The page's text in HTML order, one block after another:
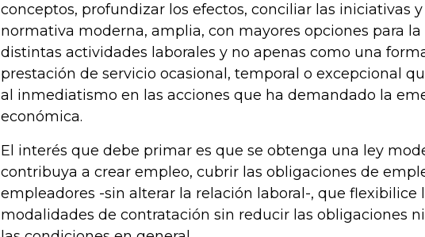
conceptos, profundizar los efectos, conciliar las iniciativas
normativa moderna, amplia, con mayores opciones para
distintas actividades laborales y no apenas como una
prestación de servicio ocasional, temporal o excepcional
al inmediatismo en las acciones que ha demandado la
económica.
El interés que debe primar es que se obtenga una ley
contribuya a crear empleo, cubrir las obligaciones de
empleadores -sin alterar la relación laboral-, que flexibilice
modalidades de contratación sin reducir las obligaciones